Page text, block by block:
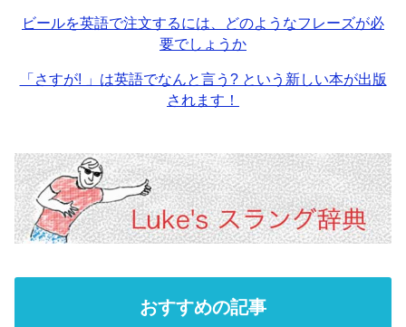
ビールを英語で注文するには、どのようなフレーズが必
要でしょうか
「さすが! 」は英語でなんと言う? という新しい本が出版
されます！
おすすめの記事